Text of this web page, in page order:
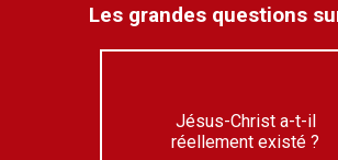
Les grandes questions
Jésus-Christ a-t-il
réellement existé ?